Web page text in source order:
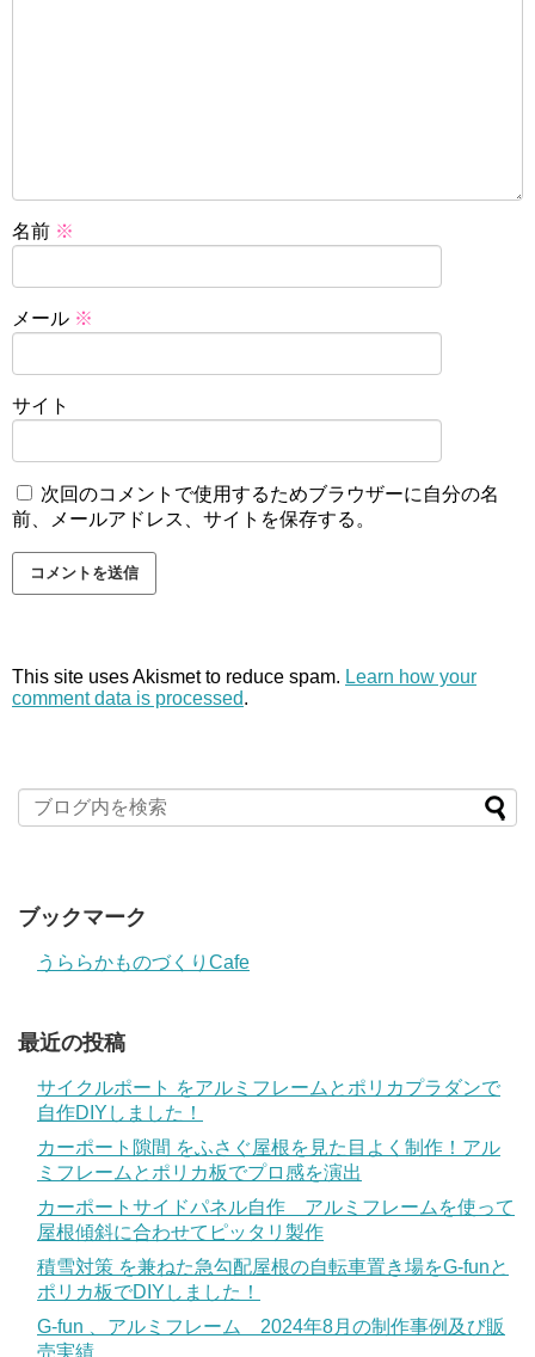
名前 ※
メール ※
サイト
次回のコメントで使用するためブラウザーに自分の名
前、メールアドレス、サイトを保存する。
This site uses Akismet to reduce spam. Learn how your
comment data is processed.
ブックマーク
うららかものづくりCafe
最近の投稿
サイクルポート をアルミフレームとポリカプラダンで
自作DIYしました！
カーポート隙間 をふさぐ屋根を見た目よく制作！アル
ミフレームとポリカ板でプロ感を演出
カーポートサイドパネル自作 アルミフレームを使って
屋根傾斜に合わせてピッタリ製作
積雪対策 を兼ねた急勾配屋根の自転車置き場をG-funと
ポリカ板でDIYしました！
G-fun 、アルミフレーム 2024年8月の制作事例及び販
売実績